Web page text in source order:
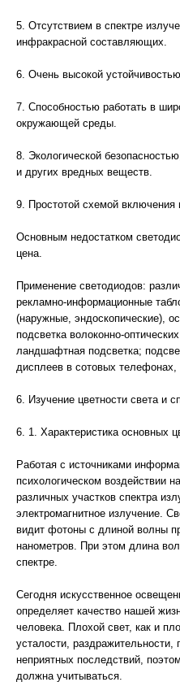
5. Отсутствием в спектре
инфракрасной составляющих.
6. Очень высокой
7. Способностью работать в
окружающей среды.
8. Экологической
и других вредных веществ.
9. Простотой схемой включения
Основным недостатком
цена.
Применение светодиодов:
рекламно-информационные
(наружные, эндоскопические),
подсветка волоконно-
ландшафтная подсветка;
дисплеев в сотовых
6. Изучение цветности света и
6. 1. Характеристика основных
Работая с источниками
психологическом воздействии
различных участков спектра
электромагнитное излучение.
видит фотоны с длиной волны
нанометров. При этом длина
спектре.
Сегодня искусственное
определяет качество нашей
человека. Плохой свет, как и
усталости, раздражительности,
неприятных последствий,
должна учитываться.